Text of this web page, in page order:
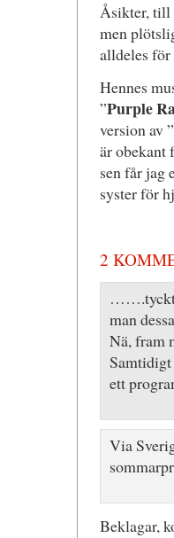
Åsikter, till
men
alldeles för
Hennes
”Purple
version av ”
är obekant
sen får jag
syster för
2
man
Nä, fram
Samtidigt
ett
Via
Beklagar,